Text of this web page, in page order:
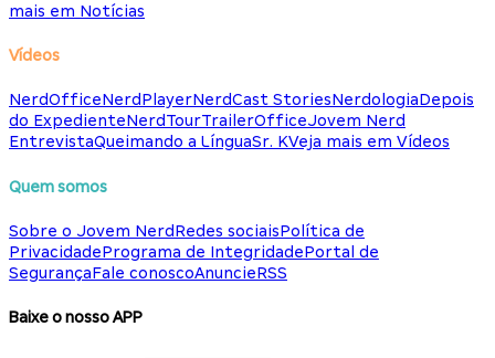
mais em Notícias
Vídeos
NerdOfficeNerdPlayerNerdCast StoriesNerdologiaDepois
do ExpedienteNerdTourTrailerOfficeJovem Nerd
EntrevistaQueimando a LínguaSr. KVeja mais em Vídeos
Quem somos
Sobre o Jovem NerdRedes sociaisPolítica de
PrivacidadePrograma de IntegridadePortal de
SegurançaFale conoscoAnuncieRSS
Baixe o nosso APP